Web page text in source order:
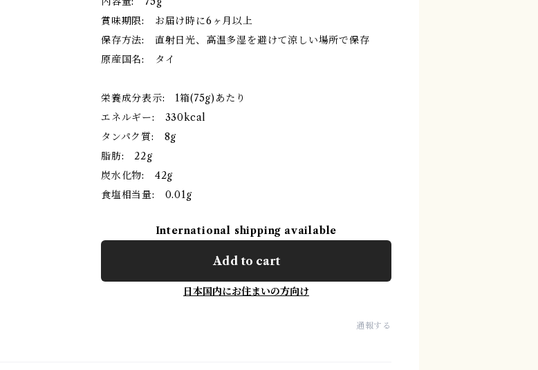
賞味期限: お届け時に6ヶ月以上
保存方法: 直射日光、高温多湿を避けて涼しい場所で保存
原産国名: タイ
栄養成分表示: 1箱(75g)あたり
エネルギー: 330kcal
タンパク質: 8g
脂肪: 22g
炭水化物: 42g
食塩相当量: 0.01g
International shipping available
Add to cart
日本国内にお住まいの方向け
通報する